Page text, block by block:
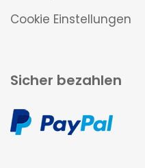
Cookie Einstellungen
Sicher bezahlen